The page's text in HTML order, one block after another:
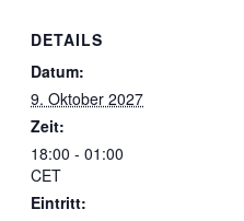
DETAILS
Datum:
9. Oktober 2027
Zeit:
18:00 - 01:00
CET
Eintritt: